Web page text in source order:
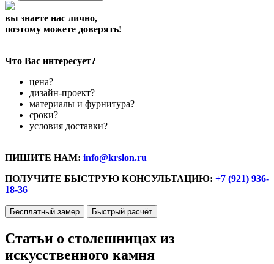
вы знаете нас лично,
поэтому можете доверять!
Что Вас интересует?
цена?
дизайн-проект?
материалы и фурнитура?
сроки?
условия доставки?
ПИШИТЕ НАМ: info@krslon.ru
ПОЛУЧИТЕ БЫСТРУЮ КОНСУЛЬТАЦИЮ: +7 (921) 936-
18-36
Бесплатный замер Быстрый расчёт
Статьи о столешницах из
искусственного камня